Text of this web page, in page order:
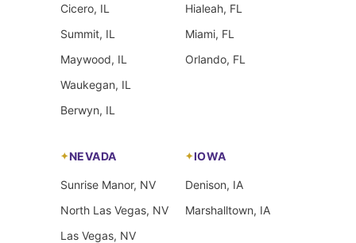
Cicero, IL
Summit, IL
Maywood, IL
Waukegan, IL
Berwyn, IL
Hialeah, FL
Miami, FL
Orlando, FL
NEVADA
Sunrise Manor, NV
North Las Vegas, NV
Las Vegas, NV
IOWA
Denison, IA
Marshalltown, IA